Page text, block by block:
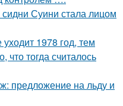
Суини стала лицом
1978 год, тем
что тогда считалось
предложение на льду и